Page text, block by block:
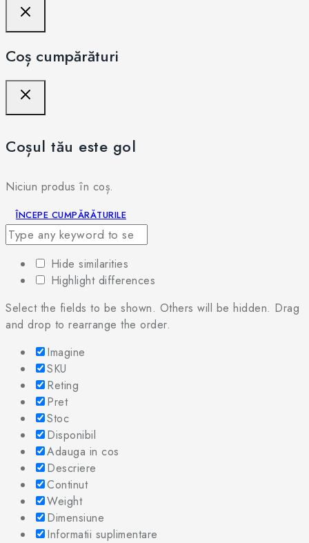
Coș cumpărături
Coșul tău este gol
Niciun produs în coș.
ÎNCEPE CUMPĂRĂTURILE
Hide similarities
Highlight differences
Select the fields to be shown. Others will be hidden. Drag
and drop to rearrange the order.
Imagine
SKU
Reting
Pret
Stoc
Disponibil
Adauga in cos
Descriere
Continut
Weight
Dimensiune
Informatii suplimentare